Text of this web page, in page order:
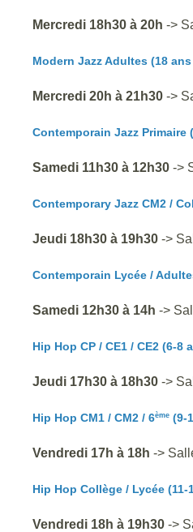
Mercredi 18h30 à 20h ->
Modern Jazz Adultes (18
Mercredi 20h à 21h30 ->
Contemporain Jazz Primaire
Samedi 11h30 à 12h30 ->
Contemporary Jazz CM2 /
Jeudi 18h30 à 19h30 ->
Contemporain Lycée /
Samedi 12h30 à 14h ->
Hip Hop CP / CE1 / CE2 (6-8
Jeudi 17h30 à 18h30 ->
Hip Hop CM1 / CM2 / 6ème (9-
Vendredi 17h à 18h ->
Hip Hop Collège / Lycée (11-
Vendredi 18h à 19h30 ->